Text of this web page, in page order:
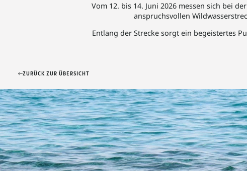
Vom 12. bis 14. Juni 2026 messen sich bei
anspruchsvollen
Entlang der Strecke sorgt ein begeistertes
ZURÜCK ZUR ÜBERSICHT